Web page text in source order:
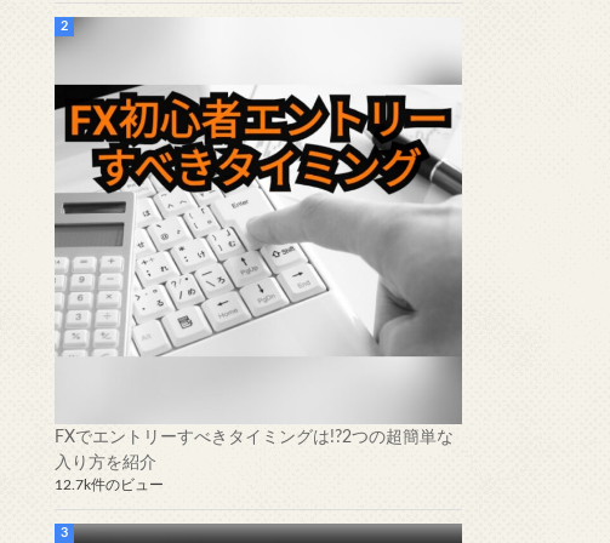
FXでエントリーすべきタイミングは!?2つの超簡単な
入り方を紹介
12.7k件のビュー